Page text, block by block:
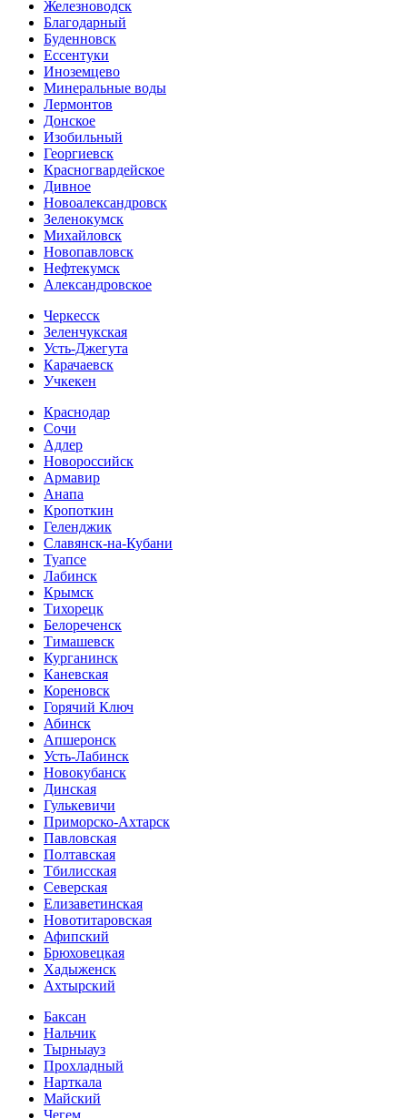
Железноводск
Благодарный
Буденновск
Ессентуки
Иноземцево
Минеральные воды
Лермонтов
Донское
Изобильный
Георгиевск
Красногвардейское
Дивное
Новоалександровск
Зеленокумск
Михайловск
Новопавловск
Нефтекумск
Александровское
Черкесск
Зеленчукская
Усть-Джегута
Карачаевск
Учкекен
Краснодар
Сочи
Адлер
Новороссийск
Армавир
Анапа
Кропоткин
Геленджик
Славянск-на-Кубани
Туапсе
Лабинск
Крымск
Тихорецк
Белореченск
Тимашевск
Курганинск
Каневская
Кореновск
Горячий Ключ
Абинск
Апшеронск
Усть-Лабинск
Новокубанск
Динская
Гулькевичи
Приморско-Ахтарск
Павловская
Полтавская
Тбилисская
Северская
Елизаветинская
Новотитаровская
Афипский
Брюховецкая
Хадыженск
Ахтырский
Баксан
Нальчик
Тырныауз
Прохладный
Нарткала
Майский
Чегем